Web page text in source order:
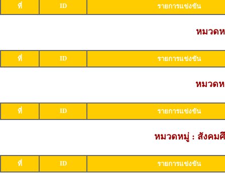
ที่ ID รายการแข่งขัน
หมวด
ที่ ID รายการแข่งขัน
หมวด
ที่ ID รายการแข่งขัน
หมวดหมู่ : สังคม
ที่ ID รายการแข่งขัน